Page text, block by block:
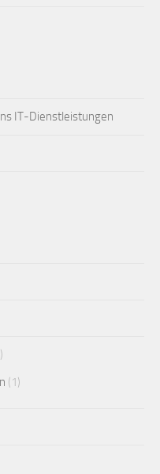
IT-Dienstleistungen
(1)